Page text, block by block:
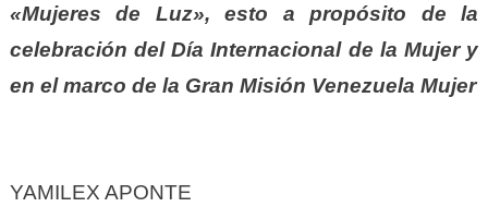
«Mujeres de Luz», esto a propósito de la
celebración del Día Internacional de la Mujer y
en el marco de la Gran Misión Venezuela Mujer
YAMILEX APONTE